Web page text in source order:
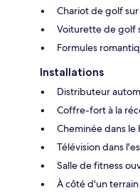
Chariot de golf
Voiturette de golf
Formules
Installations
Distributeur
Coffre-fort à la
Cheminée dans le
Télévision dans
Salle de fitness
À côté d'un